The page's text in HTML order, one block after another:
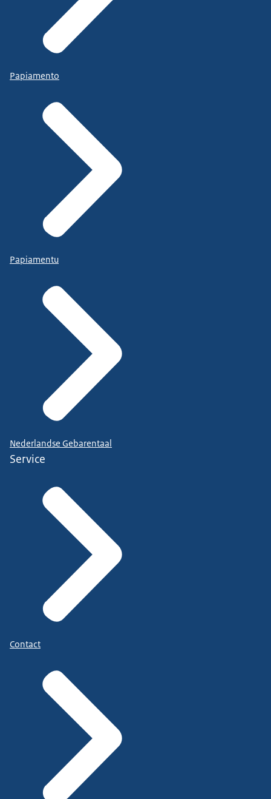
Papiamento
Papiamentu
Nederlandse Gebarentaal
Service
Contact